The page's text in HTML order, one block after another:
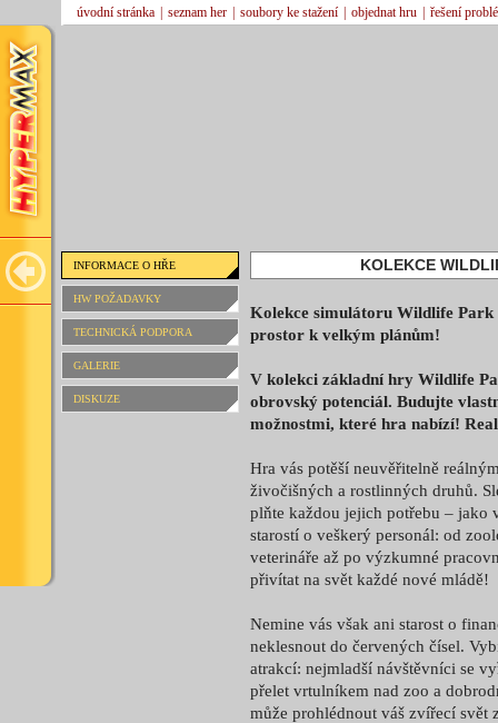
úvodní stránka seznam her soubory ke stažení objednat hru řešení
INFORMACE O HŘE
HW POŽADAVKY
TECHNICKÁ PODPORA
GALERIE
DISKUZE
KOLEKCE
Kolekce simulátoru Wildlife
prostor k velkým plánům!
V kolekci základní hry Wildlife
obrovský potenciál. Budujte
možnostmi, které hra nabízí!
Hra vás potěší neuvěřitelně
živočišných a rostlinných druhů.
plňte každou jejich potřebu – jako
starostí o veškerý personál: od
veterináře až po výzkumné
přivítat na svět každé nové mládě!
Nemine vás však ani starost o
neklesnout do červených čísel.
atrakcí: nejmladší návštěvníci se
přelet vrtulníkem nad zoo a
může prohlédnout váš zvířecí svět